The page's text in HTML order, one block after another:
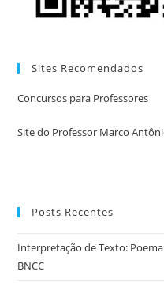
Sites Recomendados
Concursos para Professores
Site do Professor Marco
Posts Recentes
Interpretação de Texto:
BNCC